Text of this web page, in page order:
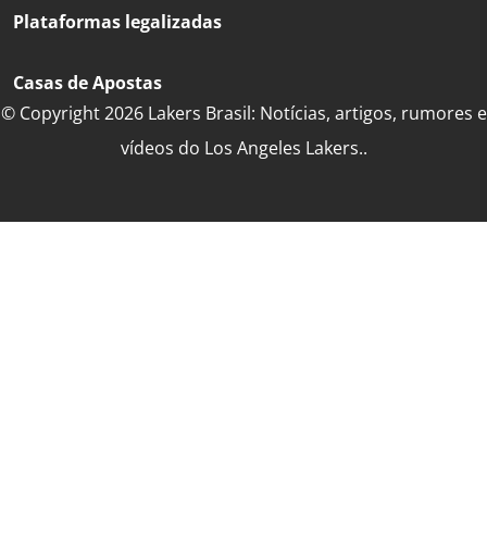
Plataformas legalizadas
Casas de Apostas
© Copyright 2026 Lakers Brasil: Notícias, artigos, rumores e
vídeos do Los Angeles Lakers..